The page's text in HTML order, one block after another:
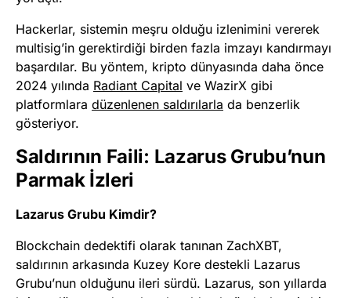
Hackerlar, sistemin meşru olduğu izlenimini vererek
multisig’in gerektirdiği birden fazla imzayı kandırmayı
başardılar. Bu yöntem, kripto dünyasında daha önce
2024 yılında Radiant Capital ve WazirX gibi
platformlara düzenlenen saldırılarla da benzerlik
gösteriyor.
Saldırının Faili: Lazarus Grubu’nun
Parmak İzleri
Lazarus Grubu Kimdir?
Blockchain dedektifi olarak tanınan ZachXBT,
saldırının arkasında Kuzey Kore destekli Lazarus
Grubu’nun olduğunu ileri sürdü. Lazarus, son yıllarda